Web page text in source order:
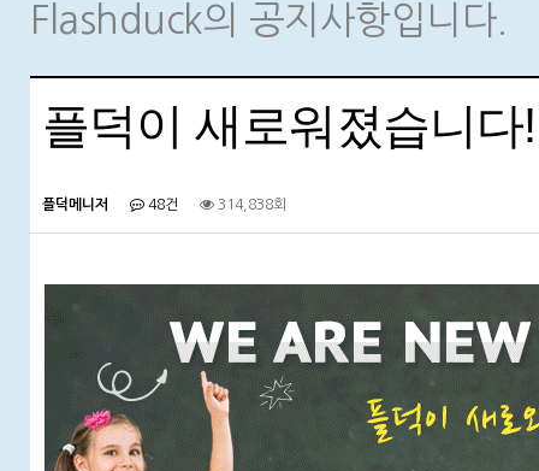
Flashduck의 공지사항입니다.
플덕이 새로워졌습니다!
플덕메니저 48건 314,838회